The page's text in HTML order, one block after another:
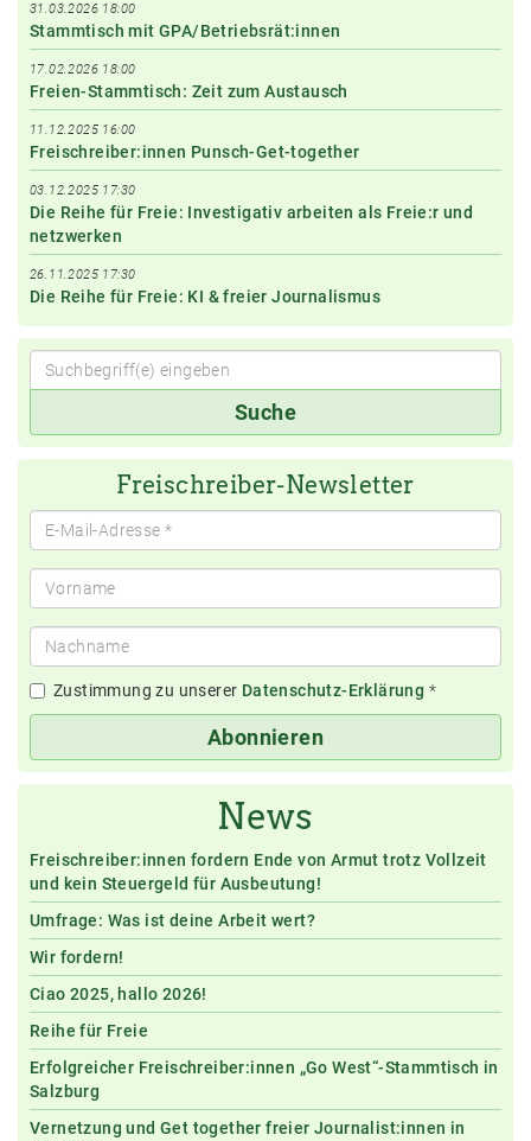
31.03.2026 18:00
Stammtisch mit GPA/Betriebsrät:innen
17.02.2026 18:00
Freien-Stammtisch: Zeit zum Austausch
11.12.2025 16:00
Freischreiber:innen Punsch-Get-together
03.12.2025 17:30
Die Reihe für Freie: Investigativ arbeiten als Freie:r und
netzwerken
26.11.2025 17:30
Die Reihe für Freie: KI & freier Journalismus
Suche
Freischreiber-Newsletter
Zustimmung zu unserer Datenschutz-Erklärung *
Abonnieren
News
Freischreiber:innen fordern Ende von Armut trotz Vollzeit
und kein Steuergeld für Ausbeutung!
Umfrage: Was ist deine Arbeit wert?
Wir fordern!
Ciao 2025, hallo 2026!
Reihe für Freie
Erfolgreicher Freischreiber:innen „Go West“-Stammtisch in
Salzburg
Vernetzung und Get together freier Journalist:innen in